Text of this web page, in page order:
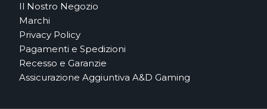
Il Nostro Negozio
Marchi
Privacy Policy
Pagamenti e Spedizioni
Recesso e Garanzie
Assicurazione Aggiuntiva A&D Gaming